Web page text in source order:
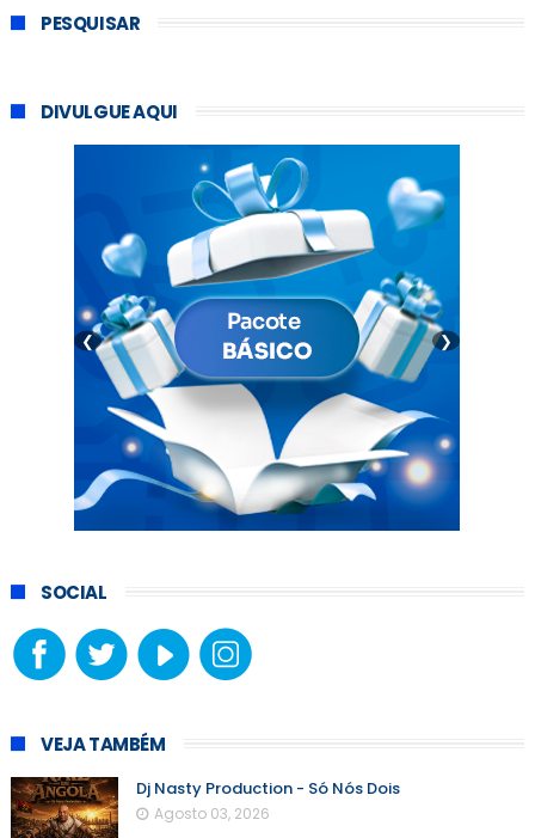
PESQUISAR
DIVULGUE AQUI
❮ ❯
SOCIAL
VEJA TAMBÉM
Dj Nasty Production - Só Nós Dois
Agosto 03, 2026